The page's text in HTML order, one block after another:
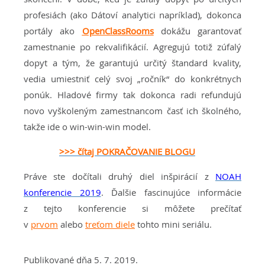
profesiách (ako Dátoví analytici napríklad), dokonca
portály ako OpenClassRoomsdokážu garantovať
zamestnanie po rekvalifikácií. Agregujú totiž zúfalý
dopyt a tým, že garantujú určitý štandard kvality,
vedia umiestniť celý svoj „ročník“ do konkrétnych
ponúk. Hladové firmy tak dokonca radi refundujú
novo vyškoleným zamestnancom časť ich školného,
takže ide o win-win-win model.
>>> čítaj POKRAČOVANIE BLOGU
Práve ste dočítali druhý diel inšpirácií z NOAH
konferencie 2019. Ďalšie fascinujúce informácie
z tejto konferencie si môžete prečítať
v prvom alebo treťom diele tohto mini seriálu.
Publikované dňa 5. 7. 2019.